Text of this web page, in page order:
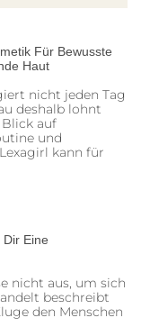
Für Bewusste
Haut
nicht jeden Tag
deshalb lohnt
auf
und
kann für
Eine
nicht aus, um sich
beschreibt
den Menschen